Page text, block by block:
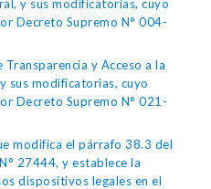
y sus modificatorias, cuyo
Decreto Supremo N° 004-
Transparencia y Acceso a la
sus modificatorias, cuyo
Decreto Supremo N° 021-
modifica el párrafo 38.3 del
27444, y establece la
dispositivos legales en el